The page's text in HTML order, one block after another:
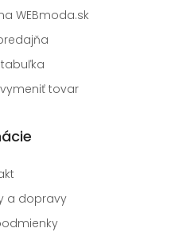
WEBmoda.sk
tovar
a dopravy